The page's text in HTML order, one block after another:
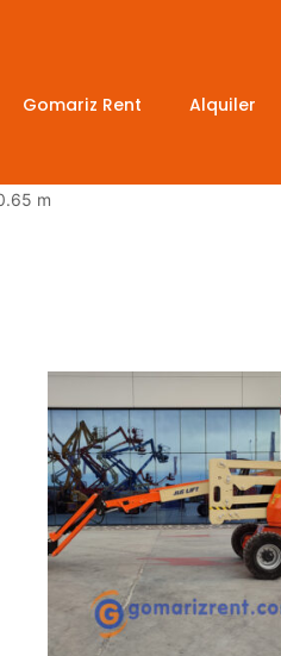
Gomariz Rent Alquiler
m